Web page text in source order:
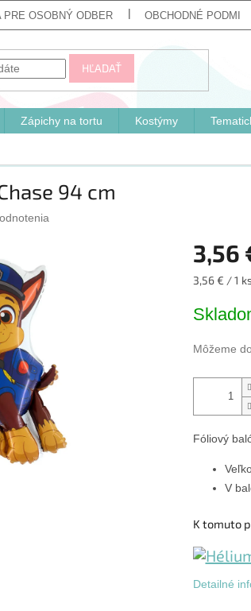
PRE OSOBNÝ ODBER OBCHODNÉ
HĽADAŤ
Zápichy na tortu Kostýmy
94 cm
3,56
Jednotková
3,56 € / 1
Môžeme
Fóliový
V
K tomuto
Detailné